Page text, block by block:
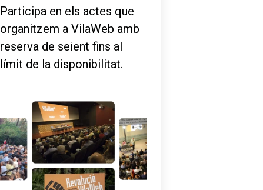
Participa en els actes que
organitzem a VilaWeb amb
reserva de seient fins al
límit de la disponibilitat.